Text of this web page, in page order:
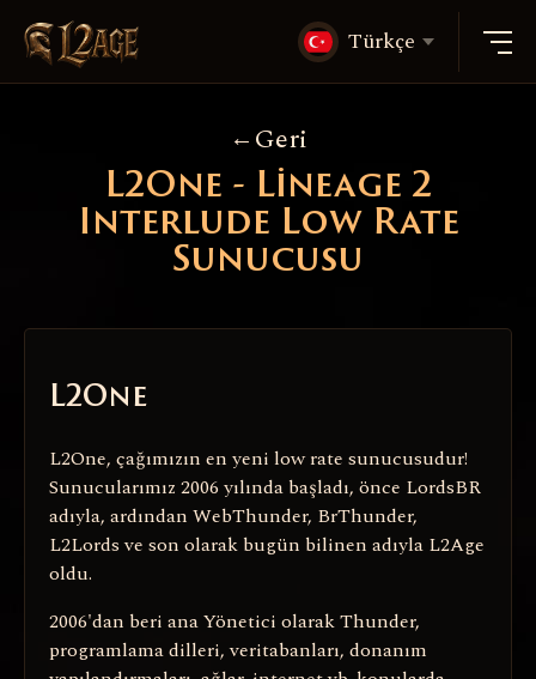
Türkçe
Geri
L2One - Lineage 2
Interlude Low Rate
Sunucusu
L2One
L2One, çağımızın en yeni low rate sunucusudur!
Sunucularımız 2006 yılında başladı, önce LordsBR
adıyla, ardından WebThunder, BrThunder,
L2Lords ve son olarak bugün bilinen adıyla L2Age
oldu.
2006'dan beri ana Yönetici olarak Thunder,
programlama dilleri, veritabanları, donanım